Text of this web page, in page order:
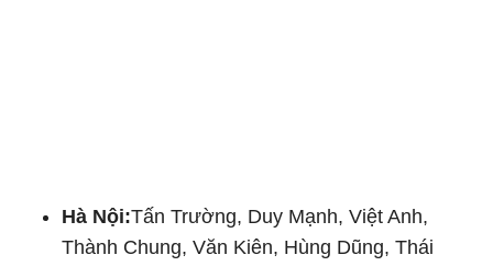
Hà Nội:Tấn Trường, Duy Mạnh, Việt Anh,
Thành Chung, Văn Kiên, Hùng Dũng, Thái